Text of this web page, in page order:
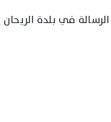
في بلدة الريحان